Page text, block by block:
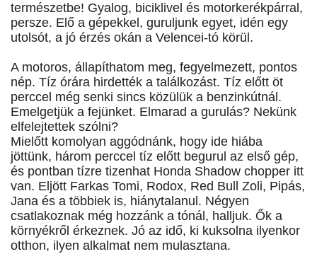
természetbe! Gyalog, biciklivel és motorkerékpárral,
persze. Elő a gépekkel, guruljunk egyet, idén egy
utolsót, a jó érzés okán a Velencei-tó körül.
A motoros, állapíthatom meg, fegyelmezett, pontos
nép. Tíz órára hirdették a találkozást. Tíz előtt öt
perccel még senki sincs közülük a benzinkútnál.
Emelgetjük a fejünket. Elmarad a gurulás? Nekünk
elfelejtettek szólni?
Mielőtt komolyan aggódnánk, hogy ide hiába
jöttünk, három perccel tíz előtt begurul az első gép,
és pontban tízre tizenhat Honda Shadow chopper itt
van. Eljött Farkas Tomi, Rodox, Red Bull Zoli, Pipás,
Jana és a többiek is, hiánytalanul. Négyen
csatlakoznak még hozzánk a tónál, halljuk. Ők a
környékről érkeznek. Jó az idő, ki kuksolna ilyenkor
otthon, ilyen alkalmat nem mulasztana.